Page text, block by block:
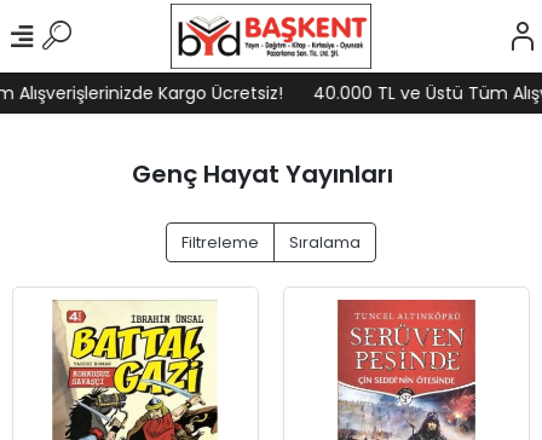
Kargo Ücretsiz! 40.000 TL ve Üstü Tüm
Genç Hayat Yayınları
Filtreleme Sıralama